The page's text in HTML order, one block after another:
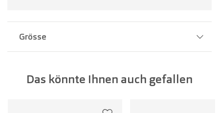
Grösse
Glasbreite: 56 mm
Das könnte Ihnen auch gefallen